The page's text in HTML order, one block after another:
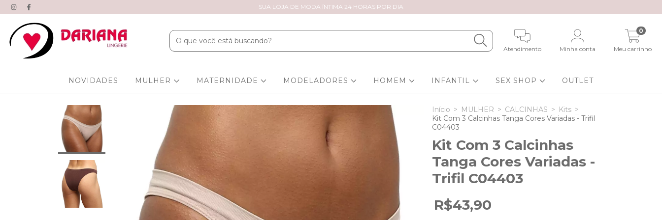
SUA LOJA DE MODA ÍNTIMA 24 HORAS POR DIA
Atendimento Minha conta Meu carrinho
0
NOVIDADES MULHER MATERNIDADE MODELADORES HOMEM INFANTIL SEX SHOP OUTLET
Início > MULHER > CALCINHAS > Kits >
Kit Com 3 Calcinhas Tanga Cores Variadas - Trifil
C04403
Kit Com 3 Calcinhas
Tanga Cores Variadas -
Trifil C04403
R$43,90